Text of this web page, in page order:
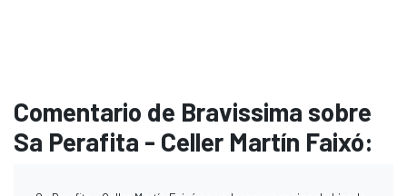
Comentario de Bravissima sobre
Sa Perafita - Celler Martín Faixó: